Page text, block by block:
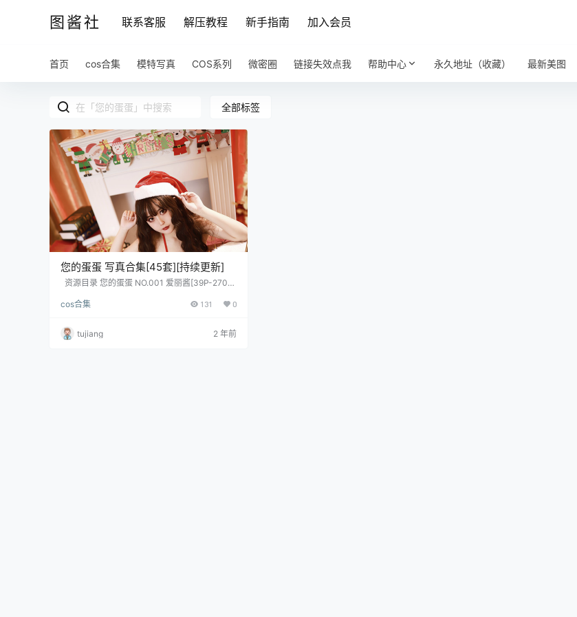
图酱社 联系客服 解压教程 新手指南 加入会员
首页 cos合集 模特写真 COS系列 微密圈 链接失效点我 帮助中心 永久地址（收藏） 最新美图
全部标签
您的蛋蛋 写真合集[45套][持续更新]
资源目录 您的蛋蛋 NO.001 爱丽酱[39P-270M
您的蛋蛋 NO.003 黑丝死库水[22P5V-75MB] 您
O.005 ol[48P-383MB] 您的蛋蛋 NO.006 赛博
朋克 [41P-289MB] 您的蛋蛋 NO.007 浴室黑丝
cos合集 131 0
tujiang 2 年前